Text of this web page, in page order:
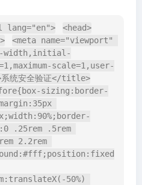
lang="en">
<head>
<meta name="viewport"
width,initial-
scale=1,user-
统安全验证</title>
sizing:border-
.25rem .5rem
2.2rem
50%)